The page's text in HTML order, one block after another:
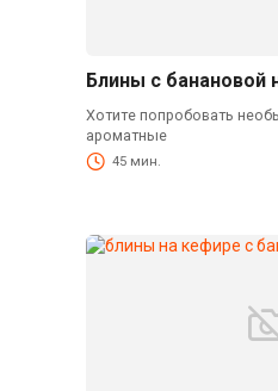
Блины с банановой
Хотите попробовать
ароматные
45 мин.